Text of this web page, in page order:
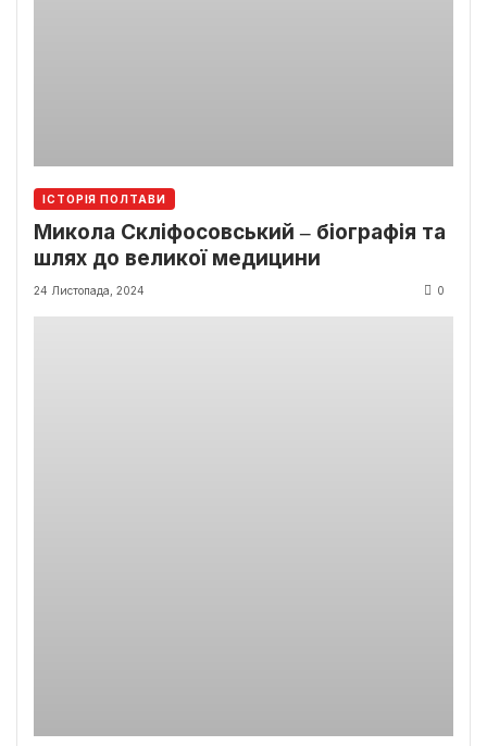
ІСТОРІЯ ПОЛТАВИ
Микола Скліфосовський ‒ біографія та
шлях до великої медицини
24 Листопада, 2024 0